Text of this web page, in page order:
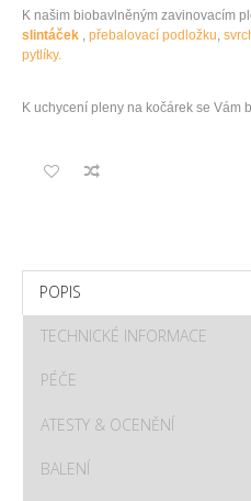
K našim biobavlněným zavinovacím
slintáček , přebalovací podložku,
pytlíky.
K uchycení pleny na kočárek se Vám
POPIS
TECHNICKÉ INFORMACE
PÉČE
ATESTY & OCENĚNÍ
BALENÍ